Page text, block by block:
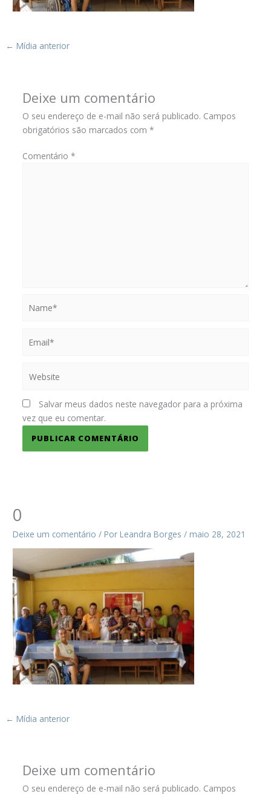
← Mídia anterior
Deixe um comentário
O seu endereço de e-mail não será publicado. Campos
obrigatórios são marcados com *
Comentário *
Salvar meus dados neste navegador para a próxima
vez que eu comentar.
0
Deixe um comentário / Por Leandra Borges/ maio 28, 2021
← Mídia anterior
Deixe um comentário
O seu endereço de e-mail não será publicado. Campos